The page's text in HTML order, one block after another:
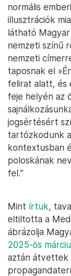
normális
illusztrációk
látható
nemzeti színű
nemzeti
taposnak el
felirat alatt, és
feje helyén az
jogsértésért
tartózkodunk
kontextusban
poloskának
fel.”
Mint írtuk,
eltiltotta a
ábrázolja
2025-ös
aztán átvettek